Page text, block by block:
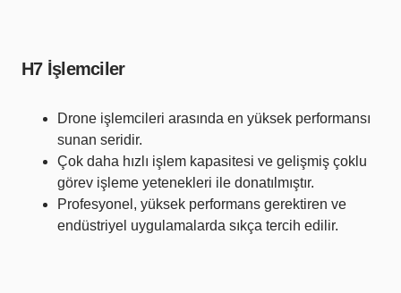
H7 İşlemciler
Drone işlemcileri arasında en yüksek performansı
sunan seridir.
Çok daha hızlı işlem kapasitesi ve gelişmiş çoklu
görev işleme yetenekleri ile donatılmıştır.
Profesyonel, yüksek performans gerektiren ve
endüstriyel uygulamalarda sıkça tercih edilir.